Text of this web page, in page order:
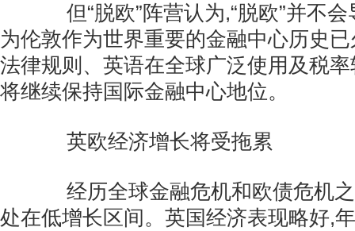
但“脱欧”阵营认为,“脱欧”并不会
为伦敦作为世界重要的金融中心历史
法律规则、英语在全球广泛使用及税
将继续保持国际金融中心地位。
英欧经济增长将受拖累
经历全球金融危机和欧债危机之
处在低增长区间。英国经济表现略好,